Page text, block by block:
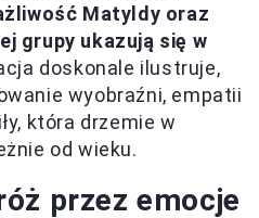
Matyldy oraz
grupy ukazują się w
doskonale ilustruje,
wyobraźni, empatii
która drzemie w
od wieku.
przez emocje